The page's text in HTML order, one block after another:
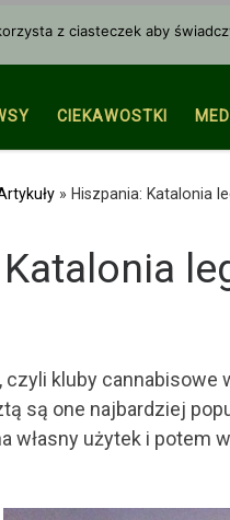
CIEKAWOSTKI
» Hiszpania: Katalonia
czyli kluby
są one najbardziej
własny użytek i potem
z ciasteczek aby